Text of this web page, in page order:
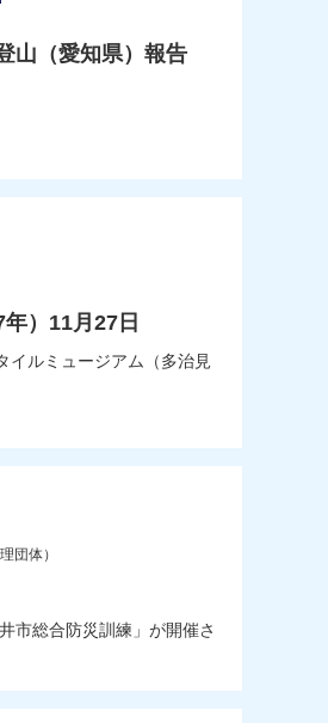
山（愛知県）報告
）11月27日
イルミュージアム（多治見
団体）
市総合防災訓練」が開催さ